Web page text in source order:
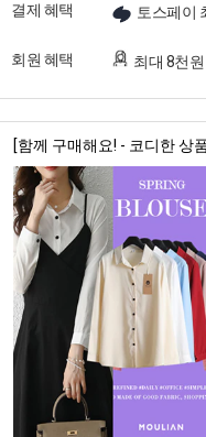
결제 혜택 토스페이
회원 혜택 최대 8천원
[함께 구매해요! - 코디한 상